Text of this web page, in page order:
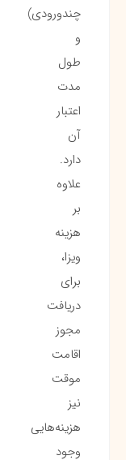
چندورودی)
و
طول
مدت
اعتبار
آن
دارد.
علاوه
بر
هزینه
ویزا،
برای
دریافت
مجوز
اقامت
موقت
نیز
هزینه‌هایی
وجود